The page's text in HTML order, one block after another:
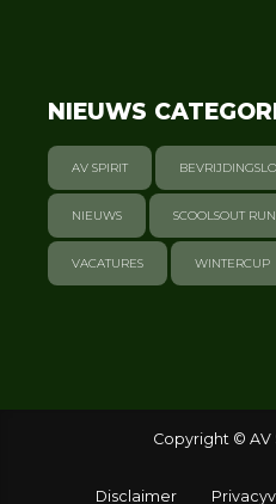
NIEUWS
AV SPIRIT
NIEUWS SCOOLSOUT RUN
VACATURES WINTERCUP
Copyright © AV
Disclaimer